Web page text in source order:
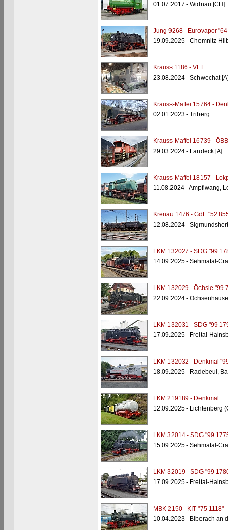
01.07.2017 - Widnau [CH]
Jung 9268 - Eurovapor
19.09.2025 - Chemnitz-
Krauss 1186 - VEF
23.08.2024 - Schwechat
Krauss-Maffei 15764 -
02.01.2023 - Triberg
Krauss-Maffei 16739 -
29.03.2024 - Landeck [A]
Krauss-Maffei 18157 -
11.08.2024 - Ampflwang,
Krenau 1476 - GdE
12.08.2024 -
LKM 132027 - SDG "99
14.09.2025 - Sehmatal-
LKM 132029 - Öchsle "99
22.09.2024 -
LKM 132031 - SDG "99
17.09.2025 - Freital-
LKM 132032 - Denkmal
18.09.2025 - Radebeul,
LKM 219189 - Denkmal
12.09.2025 - Lichtenberg
LKM 32014 - SDG "99
15.09.2025 - Sehmatal-
LKM 32019 - SDG "99
17.09.2025 - Freital-
MBK 2150 - KIT "75 1118"
10.04.2023 - Biberach an